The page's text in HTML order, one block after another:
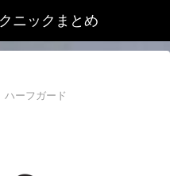
ハーフガード